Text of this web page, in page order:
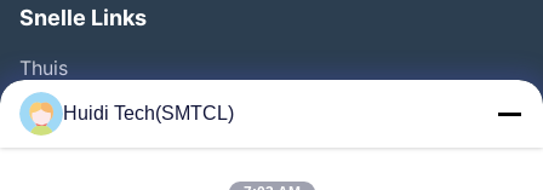
Snelle Links
Thuis
Producten
Videos
Huidi Tech(SMTCL)